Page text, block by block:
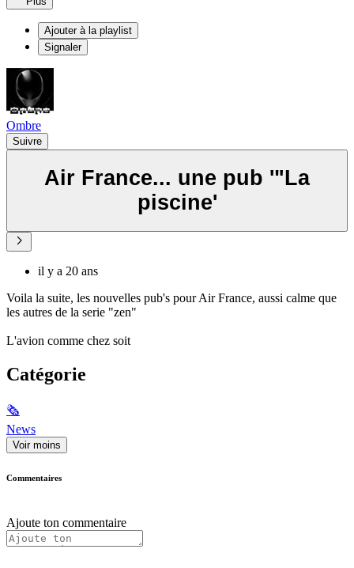
Ajouter à la playlist
Signaler
Ombre
Suivre
Air France... une pub '"La
piscine'
il y a 20 ans
Voila la suite, les nouvelles pub's pour Air France, aussi calme que
les autres de la serie "zen"
L'avion comme chez soit
Catégorie
🗞
News
Voir moins
Commentaires
Ajoute ton commentaire